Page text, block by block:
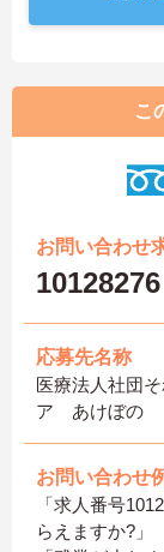
こ
お問い合わせ
10128276
応募先名称
医療法人社団
ア あけぼの
お問い合わせ
「求人番号
らえますか?」